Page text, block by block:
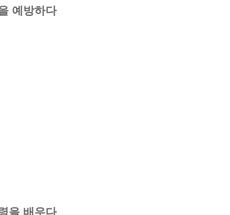
예방하다
을 배우다